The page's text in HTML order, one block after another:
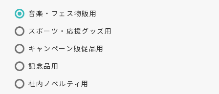
音楽・フェス物販用
スポーツ・応援グッズ用
キャンペーン販促品用
記念品用
社内ノベルティ用